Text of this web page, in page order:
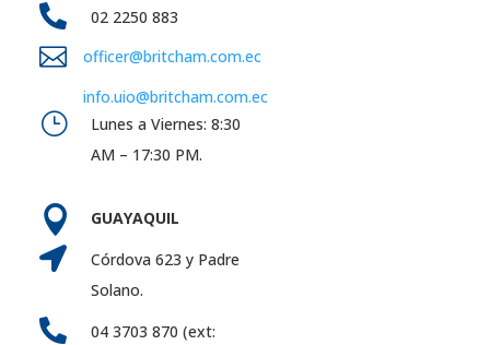
 02 2250 883

officer@britcham.com.ec
info.uio@britcham.com.ec
}
Lunes a Viernes: 8:30
AM – 17:30 PM.
 GUAYAQUIL

Córdova 623 y Padre
Solano.

04 3703 870 (ext: